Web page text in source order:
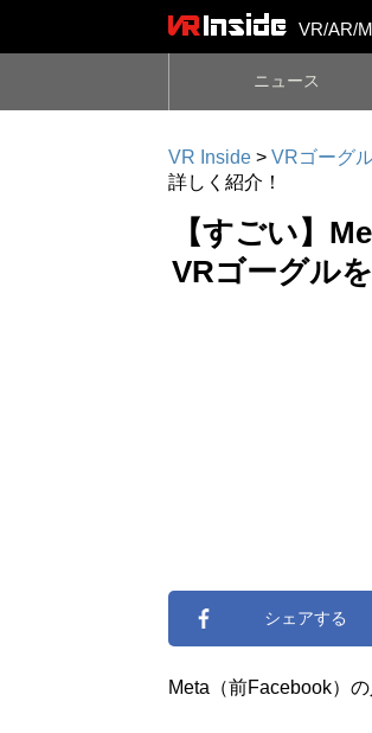
VR/AR/
ニュース
VR Inside > VRゴーグ
詳しく紹介！
【すごい】
VRゴーグル
シェアする
Meta（前Facebook）